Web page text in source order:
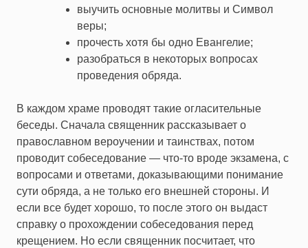
выучить основные молитвы и Символ
веры;
прочесть хотя бы одно Евангелие;
разобраться в некоторых вопросах
проведения обряда.
В каждом храме проводят такие огласительные
беседы. Сначала священник рассказывает о
православном вероучении и таинствах, потом
проводит собеседование — что-то вроде экзамена, с
вопросами и ответами, доказывающими понимание
сути обряда, а не только его внешней стороны. И
если все будет хорошо, то после этого он выдаст
справку о прохождении собеседования перед
крещением. Но если священник посчитает, что